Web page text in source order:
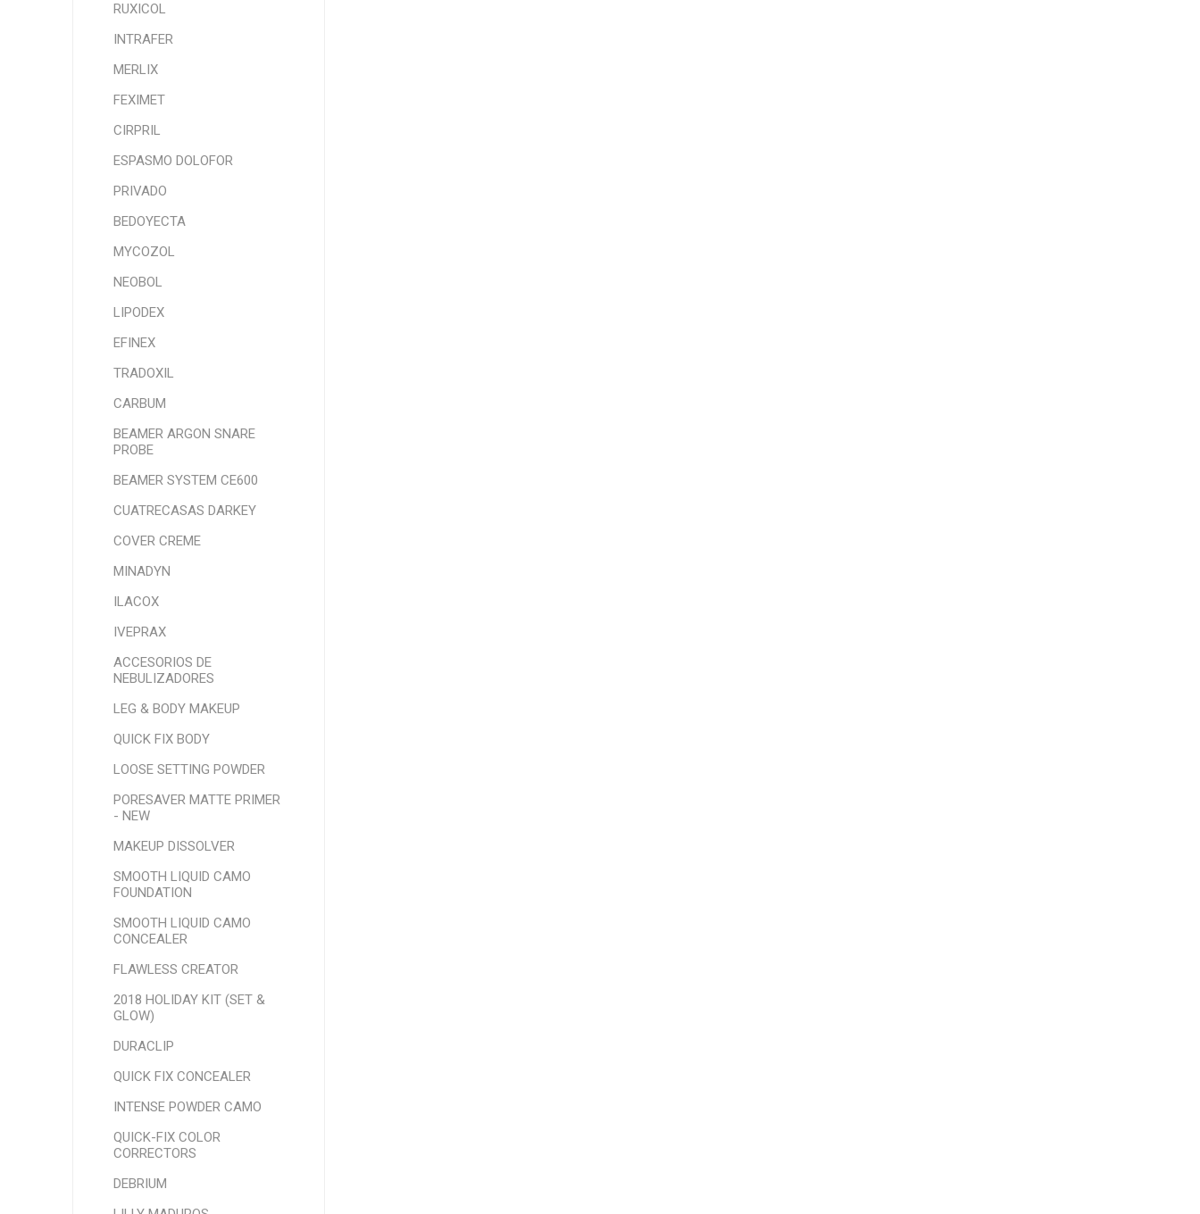
RUXICOL
INTRAFER
MERLIX
FEXIMET
CIRPRIL
ESPASMO DOLOFOR
PRIVADO
BEDOYECTA
MYCOZOL
NEOBOL
LIPODEX
EFINEX
TRADOXIL
CARBUM
BEAMER ARGON SNARE
PROBE
BEAMER SYSTEM CE600
CUATRECASAS DARKEY
COVER CREME
MINADYN
ILACOX
IVEPRAX
ACCESORIOS DE
NEBULIZADORES
LEG & BODY MAKEUP
QUICK FIX BODY
LOOSE SETTING POWDER
PORESAVER MATTE PRIMER
- NEW
MAKEUP DISSOLVER
SMOOTH LIQUID CAMO
FOUNDATION
SMOOTH LIQUID CAMO
CONCEALER
FLAWLESS CREATOR
2018 HOLIDAY KIT (SET &
GLOW)
DURACLIP
QUICK FIX CONCEALER
INTENSE POWDER CAMO
QUICK-FIX COLOR
CORRECTORS
DEBRIUM